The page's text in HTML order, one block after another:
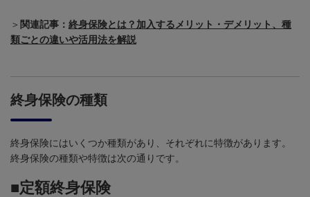
＞ 関連記事： 終身保険とは？加入するメリット・デメリット、種
類ごとの違いや活用法を解説
終身保険の種類
終身保険にはいくつか種類があり、それぞれに特徴があります。
終身保険の種類や特徴は次の通りです。
■定額終身保険